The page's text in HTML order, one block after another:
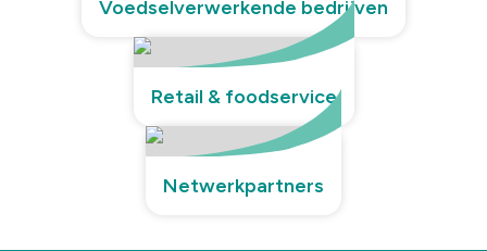
Voedselverwerkende bedrijven
Retail & foodservice
Netwerkpartners